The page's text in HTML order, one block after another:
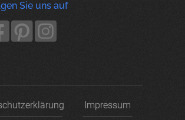
Sie uns auf
Impressum